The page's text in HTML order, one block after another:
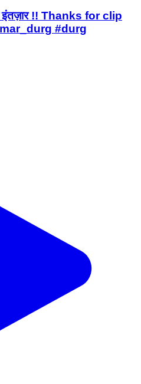
इंतज़ार !! Thanks for clip
#durg